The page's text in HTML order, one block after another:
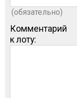
(обязательно)
Комментарий
к лоту: